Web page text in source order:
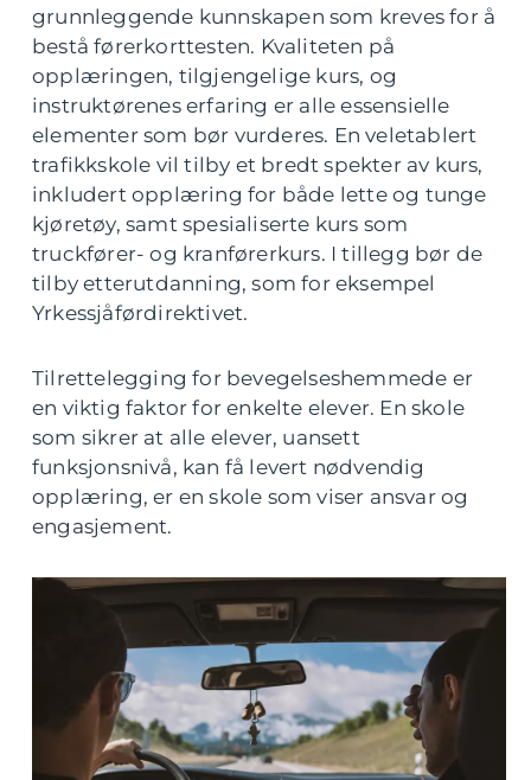
grunnleggende kunnskapen som kreves for å
bestå førerkorttesten. Kvaliteten på
opplæringen, tilgjengelige kurs, og
instruktørenes erfaring er alle essensielle
elementer som bør vurderes. En veletablert
trafikkskole vil tilby et bredt spekter av kurs,
inkludert opplæring for både lette og tunge
kjøretøy, samt spesialiserte kurs som
truckfører- og kranførerkurs. I tillegg bør de
tilby etterutdanning, som for eksempel
Yrkessjåførdirektivet.
Tilrettelegging for bevegelseshemmede er
en viktig faktor for enkelte elever. En skole
som sikrer at alle elever, uansett
funksjonsnivå, kan få levert nødvendig
opplæring, er en skole som viser ansvar og
engasjement.